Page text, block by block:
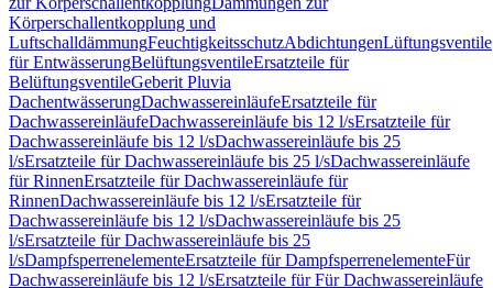
Körperschallentkopplung und
LuftschalldämmungFeuchtigkeitsschutzAbdichtungenLüftungsventile
für EntwässerungBelüftungsventileErsatzteile für
BelüftungsventileGeberit Pluvia
DachentwässerungDachwassereinläufeErsatzteile für
DachwassereinläufeDachwassereinläufe bis 12 l/sErsatzteile für
Dachwassereinläufe bis 12 l/sDachwassereinläufe bis 25
l/sErsatzteile für Dachwassereinläufe bis 25 l/sDachwassereinläufe
für RinnenErsatzteile für Dachwassereinläufe für
RinnenDachwassereinläufe bis 12 l/sErsatzteile für
Dachwassereinläufe bis 12 l/sDachwassereinläufe bis 25
l/sErsatzteile für Dachwassereinläufe bis 25
l/sDampfsperrenelementeErsatzteile für DampfsperrenelementeFür
Dachwassereinläufe bis 12 l/sErsatzteile für Für Dachwassereinläufe